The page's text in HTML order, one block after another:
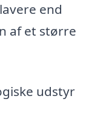
end
af et større
udstyr